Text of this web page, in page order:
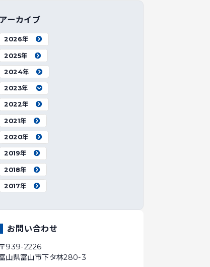
アーカイブ
2026年
2025年
2024年
2023年
2022年
2021年
2020年
2019年
2018年
2017年
お問い合わせ
〒939-2226
山県富山市下タ林280-3